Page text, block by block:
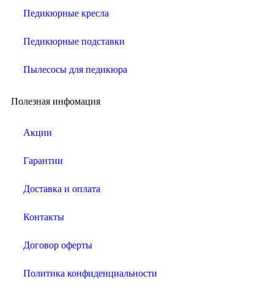
Педикюрные кресла
Педикюрные подставки
Пылесосы для педикюра
Полезная инфомация
Акции
Гарантии
Доставка и оплата
Контакты
Договор оферты
Политика конфиденциальности